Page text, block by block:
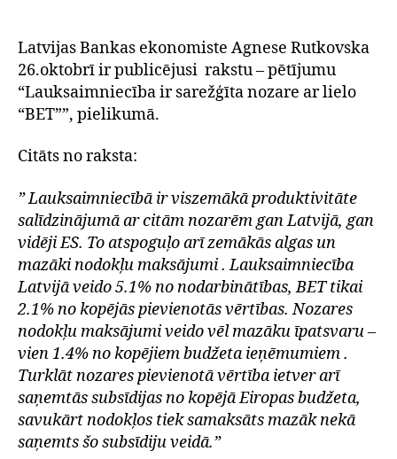
ar
lielo
BET
Latvijas Bankas ekonomiste Agnese Rutkovska
26.oktobrī ir publicējusi rakstu – pētījumu
“Lauksaimniecība ir sarežģīta nozare ar lielo
“BET””, pielikumā.
Citāts no raksta:
” Lauksaimniecībā ir viszemākā produktivitāte
salīdzinājumā ar citām nozarēm gan Latvijā, gan
vidēji ES. To atspoguļo arī zemākās algas un
mazāki nodokļu maksājumi . Lauksaimniecība
Latvijā veido 5.1% no nodarbinātības, BET tikai
2.1% no kopējās pievienotās vērtības. Nozares
nodokļu maksājumi veido vēl mazāku īpatsvaru –
vien 1.4% no kopējiem budžeta ieņēmumiem .
Turklāt nozares pievienotā vērtība ietver arī
saņemtās subsīdijas no kopējā Eiropas budžeta,
savukārt nodokļos tiek samaksāts mazāk nekā
saņemts šo subsīdiju veidā.”